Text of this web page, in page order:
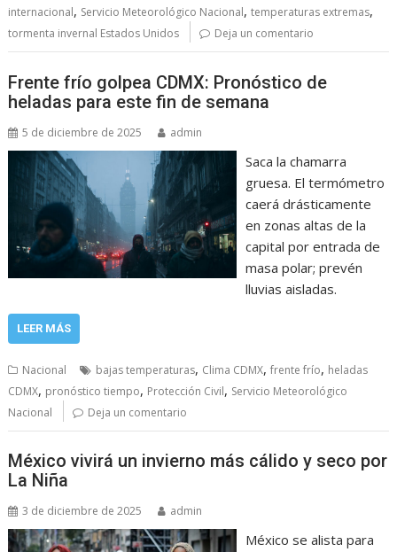
internacional, Servicio Meteorológico Nacional,temperaturas extremas,
tormenta invernal Estados Unidos Deja un comentario
Frente frío golpea CDMX: Pronóstico de
heladas para este fin de semana
5 de diciembre de 2025 admin
Saca la chamarra
gruesa. El termómetro
caerá drásticamente
en zonas altas de la
capital por entrada de
masa polar; prevén
lluvias aisladas.
LEER MÁS
Nacional bajas temperaturas, Clima CDMX,frente frío, heladas
CDMX, pronóstico tiempo, Protección Civil, Servicio Meteorológico
Nacional
Deja un comentario
México vivirá un invierno más cálido y seco por
La Niña
3 de diciembre de 2025 admin
México se alista para